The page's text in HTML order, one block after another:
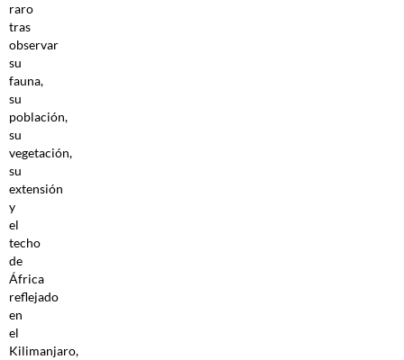
raro
tras
observar
su
fauna,
su
población,
su
vegetación,
su
extensión
y
el
techo
de
África
reflejado
en
el
Kilimanjaro,